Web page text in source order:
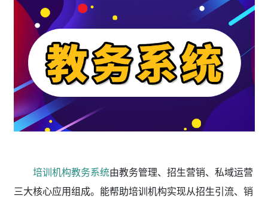
培训机构教务系统由教务管理、招生营销、私域运营
三大核心应用组成。能帮助培训机构实现从招生引流、销